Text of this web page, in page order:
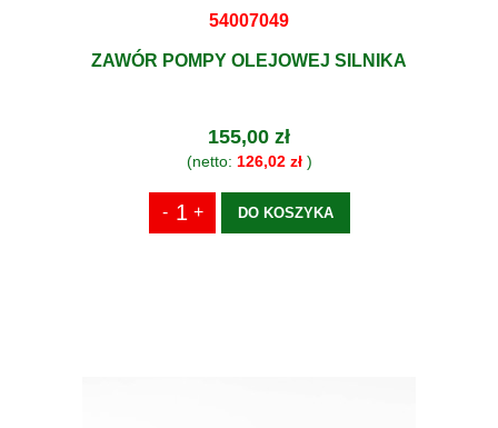
54007049
ZAWÓR POMPY OLEJOWEJ SILNIKA
155,00 zł
(netto: 126,02 zł)
DO KOSZYKA